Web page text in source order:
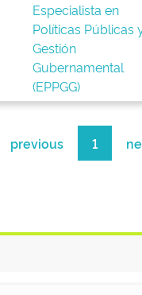
Especialista en
Políticas Públicas
Gestión
Gubernamental
(EPPGG)
previous 1